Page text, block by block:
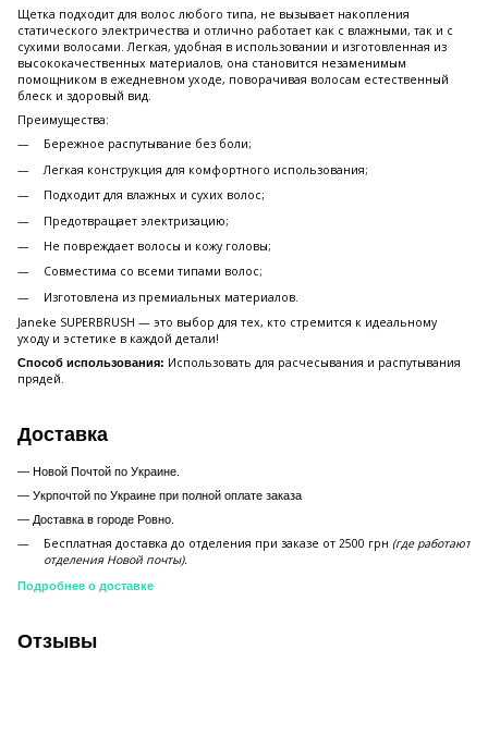
Щетка подходит для волос любого типа, не вызывает накопления
статического электричества и отлично работает как с влажными, так и с
сухими волосами. Легкая, удобная в использовании и изготовленная из
высококачественных материалов, она становится незаменимым
помощником в ежедневном уходе, поворачивая волосам естественный
блеск и здоровый вид.
Преимущества:
Бережное распутывание без боли;
Легкая конструкция для комфортного использования;
Подходит для влажных и сухих волос;
Предотвращает электризацию;
Не повреждает волосы и кожу головы;
Совместима со всеми типами волос;
Изготовлена из премиальных материалов.
Janeke SUPERBRUSH — это выбор для тех, кто стремится к идеальному
уходу и эстетике в каждой детали!
Способ использования: Использовать для расчесывания и распутывания
прядей.
Доставка
— Новой Почтой по Украине.
— Укрпочтой по Украине при полной оплате заказа
— Доставка в городе Ровно.
Бесплатная доставка до отделения при заказе от 2500 грн (где работают
отделения Новой почты).
Подробнее о доставке
Отзывы